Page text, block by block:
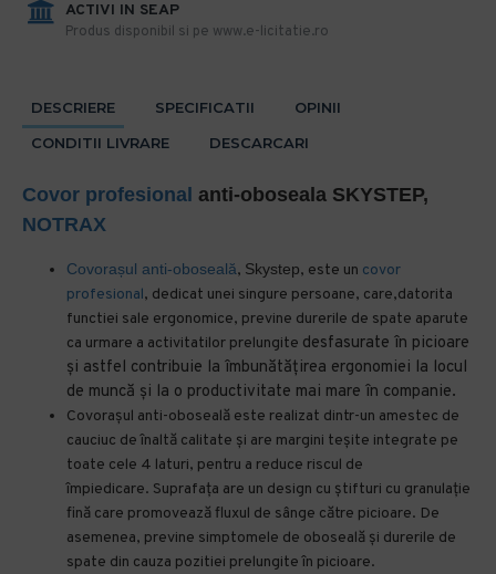
ACTIVI IN SEAP
Produs disponibil si pe www.e-licitatie.ro
DESCRIERE SPECIFICATII
OPINII
CONDITII LIVRARE
DESCARCARI
Covor profesional anti-oboseala SKYSTEP,
NOTRAX
Covorașul anti-oboseală, Skystep, este un covor
profesional, dedicat unei singure persoane, care,datorita
functiei sale ergonomice, previne durerile de spate aparute
ca urmare a activitatilor prelungite desfasurate în picioare
și astfel contribuie la îmbunătățirea ergonomiei la locul
de muncă și la o productivitate mai mare în companie.
Covorașul anti-oboseală este realizat dintr-un amestec de
cauciuc de înaltă calitate și are margini teșite integrate pe
toate cele 4 laturi, pentru a reduce riscul de
împiedicare. Suprafața are un design cu știfturi cu granulație
fină care promovează fluxul de sânge către picioare. De
asemenea, previne simptomele de oboseală și durerile de
spate din cauza pozitiei prelungite în picioare.